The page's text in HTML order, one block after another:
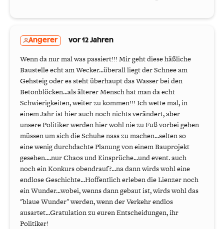
Angerer vor 12 Jahren
Wenn da nur mal was passiert!!! Mir geht diese häßliche
Baustelle echt am Wecker...überall liegt der Schnee am
Gehsteig oder es steht überhaupt das Wasser bei den
Betonblöcken...als älterer Mensch hat man da echt
Schwierigkeiten, weiter zu kommen!!! Ich wette mal, in
einem Jahr ist hier auch noch nichts verändert, aber
unsere Politiker werden hier wohl nie zu Fuß vorbei gehen
müssen um sich die Schuhe nass zu machen...selten so
eine wenig durchdachte Planung von einem Bauprojekt
gesehen....nur Chaos und Einsprüche...und event. auch
noch ein Konkurs obendrauf?...na dann wirds wohl eine
endlose Geschichte...Hoffentlich erleben die Lienzer noch
ein Wunder...wobei, wenns dann gebaut ist, wirds wohl das
"blaue Wunder" werden, wenn der Verkehr endlos
ausartet...Gratulation zu euren Entscheidungen, ihr
Politiker!